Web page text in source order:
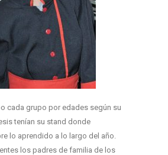
cada grupo por edades según su
tenían su stand donde
lo aprendido a lo largo del año.
los padres de familia de los